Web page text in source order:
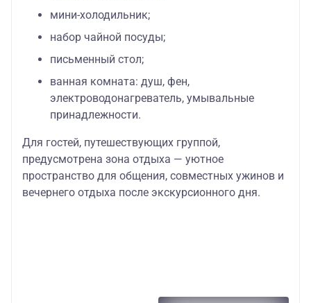
мини-холодильник;
набор чайной посуды;
письменный стол;
ванная комната: душ, фен,
электроводонагреватель, умывальные
принадлежности.
Для гостей, путешествующих группой,
предусмотрена зона отдыха — уютное
пространство для общения, совместных ужинов и
вечернего отдыха после экскурсионного дня.